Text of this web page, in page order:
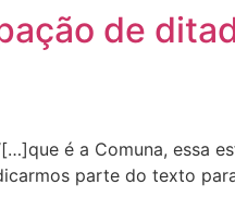
de
é a Comuna, essa
parte do texto